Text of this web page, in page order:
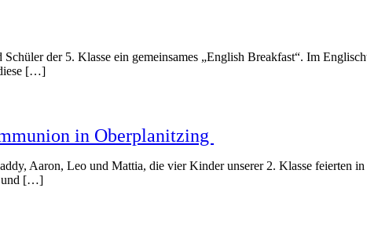
der 5. Klasse ein gemeinsames „English Breakfast“. Im
[…]
in Oberplanitzing
Aaron, Leo und Mattia, die vier Kinder unserer 2. Klasse feierten
und […]